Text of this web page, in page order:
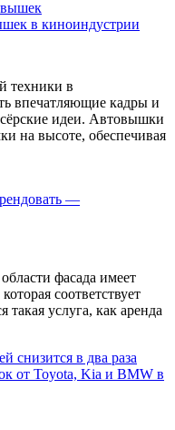
в киноиндустрии
техники в
впечатляющие кадры и
идеи. Автовышки
на высоте, обеспечивая
—
фасада имеет
соответствует
услуга, как аренда
от Toyota, Kia и BMW в